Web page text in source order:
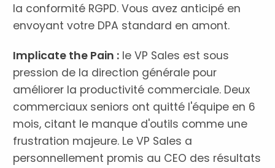
la conformité RGPD. Vous avez anticipé en
envoyant votre DPA standard en amont.
Implicate the Pain : le VP Sales est sous
pression de la direction générale pour
améliorer la productivité commerciale. Deux
commerciaux seniors ont quitté l'équipe en 6
mois, citant le manque d'outils comme une
frustration majeure. Le VP Sales a
personnellement promis au CEO des résultats